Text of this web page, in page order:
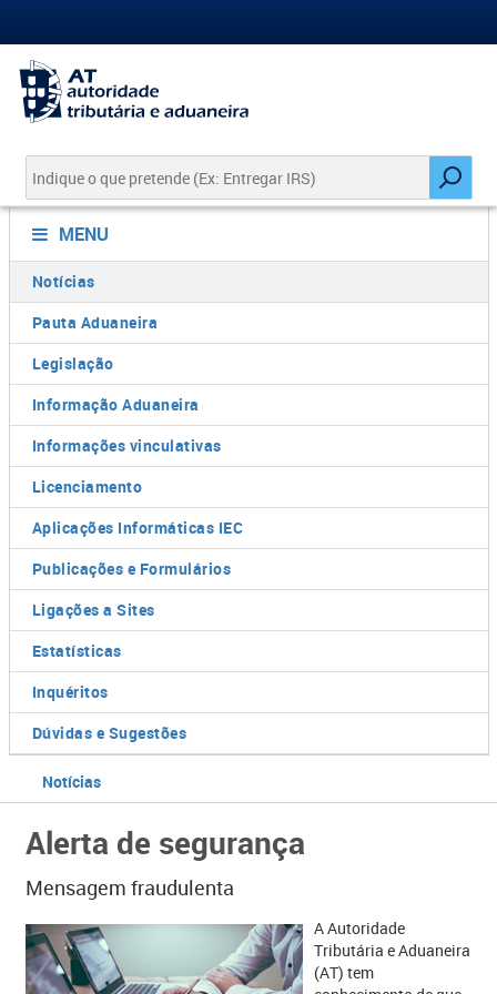
MENU
Notícias
Pauta Aduaneira
Legislação
Informação Aduaneira
Informações vinculativas
Licenciamento
Aplicações Informáticas IEC
Publicações e Formulários
Ligações a Sites
Estatísticas
Inquéritos
Dúvidas e Sugestões
Notícias
Alerta de segurança
Mensagem fraudulenta
A Autoridade
Tributária e Aduaneira
(AT) tem